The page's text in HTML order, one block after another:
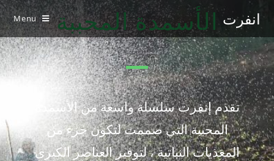
انفرت Menu الأسمدة المحببة
تقدم إنفرت سلسلة واسعة من الأسمدة
المحببة التي صممت لتكون جزء من
المغذيات النباتية ، لتوفير العناصر الكبرى